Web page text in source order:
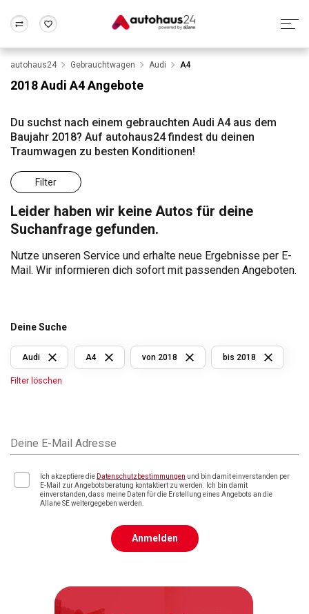
Wir bewerten dein Auto
Alle Fragen & Antworten
Rund um die Inzahlungnahme
Frankfurt Wuppertal
autohaus24 Gebrauchtwagen Audi A4
2018 Audi A4 Angebote
Du suchst nach einem gebrauchten Audi A4 aus dem
Baujahr 2018? Auf autohaus24 findest du deinen
Traumwagen zu besten Konditionen!
Filter
Leider haben wir keine Autos für deine
Suchanfrage gefunden.
Nutze unseren Service und erhalte neue Ergebnisse per E-
Mail. Wir informieren dich sofort mit passenden Angeboten.
Deine Suche
Audi A4 von 2018 bis 2018
Filter löschen
Deine E-Mail Adresse
Ich akzeptiere die Datenschutzbestimmungen und bin damit einverstanden per
E-Mail zur Angebotsberatung kontaktiert zu werden. Ich bin damit
einverstanden, dass meine Daten für die Erstellung eines Angebots an die
Allane SE weitergegeben werden.
Anmelden